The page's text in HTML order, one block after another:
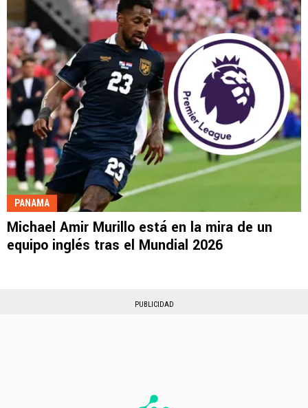
PANAMA
Michael Amir Murillo está en la mira de un
equipo inglés tras el Mundial 2026
PUBLICIDAD